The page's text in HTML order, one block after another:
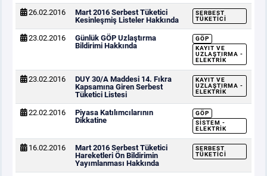
26.02.2016
Mart 2016 Serbest Tüketici
Kesinleşmiş Listeler Hakkında
SERBEST
TÜKETICI
23.02.2016
Günlük GÖP Uzlaştırma
Bildirimi Hakkında
GÖP
KAYIT VE
UZLAŞTIRMA -
ELEKTRIK
23.02.2016
DUY 30/A Maddesi 14. Fıkra
Kapsamına Giren Serbest
Tüketici Listesi
KAYIT VE
UZLAŞTIRMA -
ELEKTRIK
22.02.2016
Piyasa Katılımcılarının
Dikkatine
GÖP
SISTEM -
ELEKTRIK
16.02.2016
Mart 2016 Serbest Tüketici
Hareketleri Ön Bildirimin
Yayımlanması Hakkında
SERBEST
TÜKETICI